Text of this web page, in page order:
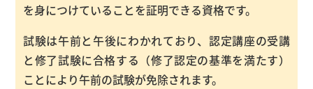
を身につけていることを証明できる資格です。
試験は午前と午後にわかれており、認定講座の受講
と修了試験に合格する（修了認定の基準を満たす）
ことにより午前の試験が免除されます。